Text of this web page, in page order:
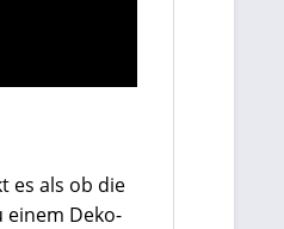
es als ob die
einem Deko-